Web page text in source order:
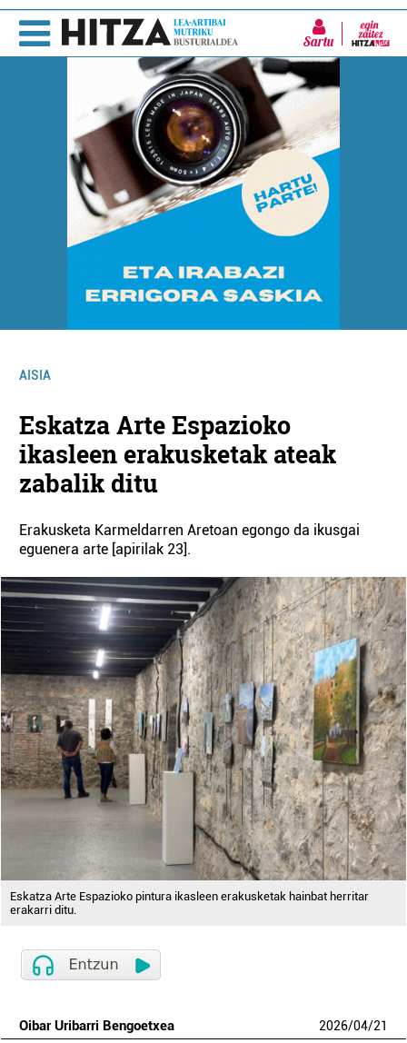
Sartu
AISIA
Eskatza Arte Espazioko
ikasleen erakusketak ateak
zabalik ditu
Erakusketa Karmeldarren Aretoan egongo da ikusgai
eguenera arte [apirilak 23].
Eskatza Arte Espazioko pintura ikasleen erakusketak hainbat herritar
erakarri ditu.
Oibar Uribarri Bengoetxea 2026/04/21